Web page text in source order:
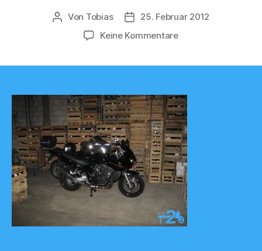
Beitragsautor
Von Tobias Veröffentlichungsdatum
25. Februar 2012
Keine Kommentarezu